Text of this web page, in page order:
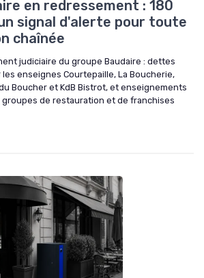
en redressement : 180
signal d'alerte pour toute
chaînée
judiciaire du groupe Baudaire : dettes
enseignes Courtepaille, La Boucherie,
Boucher et KdB Bistrot, et enseignements
de restauration et de franchises